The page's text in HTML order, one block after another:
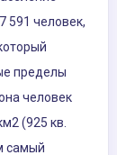
591 человек,
пределы
человек
(925 кв.
самый